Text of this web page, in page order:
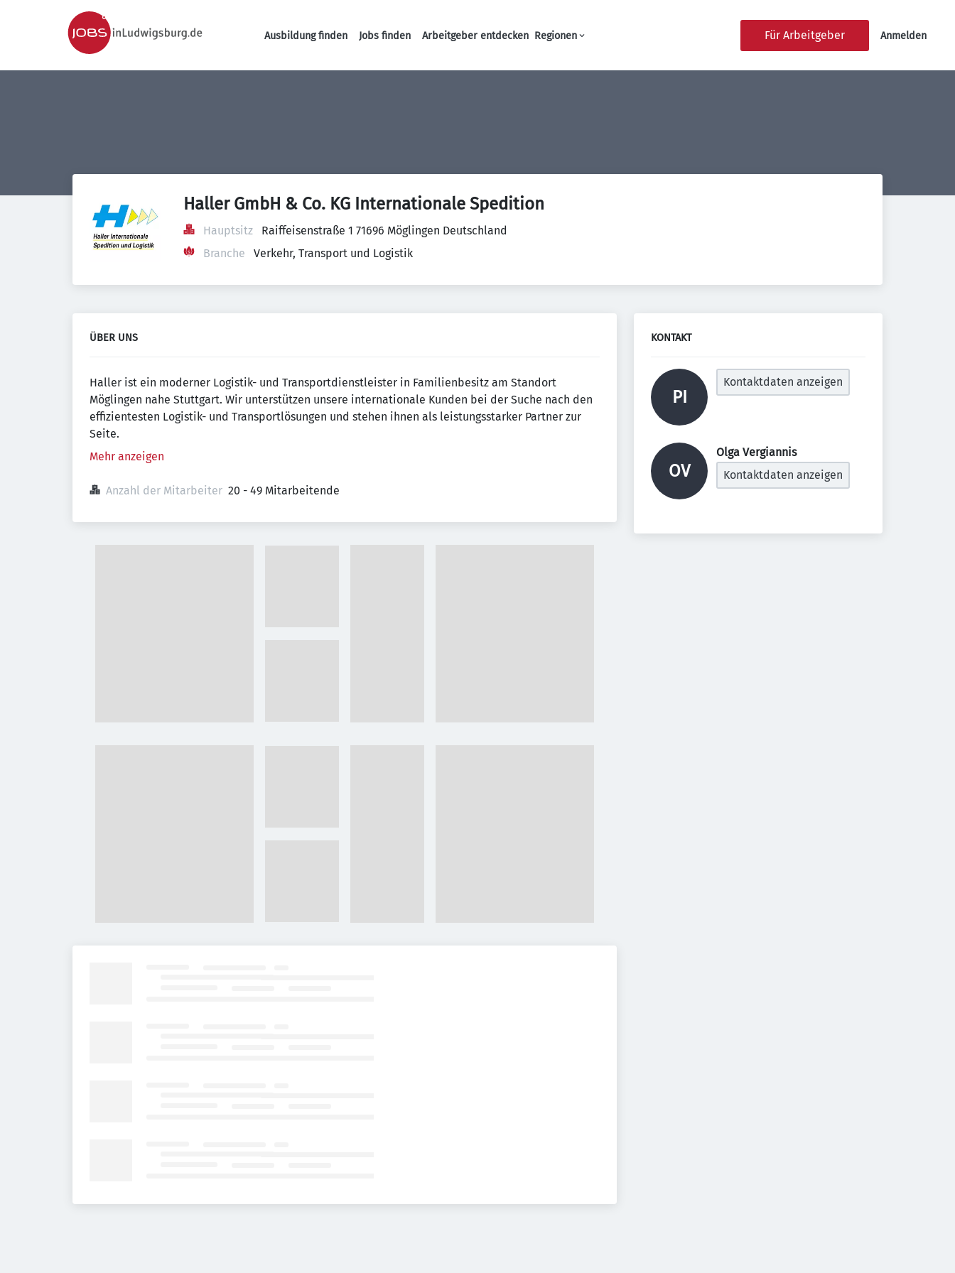
Haupt-Navigation
Ausbildung finden Jobs finden Arbeitgeber entdecken Regionen Für Arbeitgeber Anmelden
Haller GmbH & Co. KG Internationale Spedition
Hauptsitz
Raiffeisenstraße 1 71696 Möglingen Deutschland
Branche
Verkehr, Transport und Logistik
ÜBER UNS
Haller ist ein moderner Logistik- und Transportdienstleister in Familienbesitz am Standort
Möglingen nahe Stuttgart. Wir unterstützen unsere internationale Kunden bei der Suche nach den
effizientesten Logistik- und Transportlösungen und stehen ihnen als leistungsstarker Partner zur
Seite.
Mehr anzeigen
Anzahl der Mitarbeiter 20 - 49 Mitarbeitende
KONTAKT
PI
Kontaktdaten anzeigen
OV
Olga Vergiannis
Kontaktdaten anzeigen